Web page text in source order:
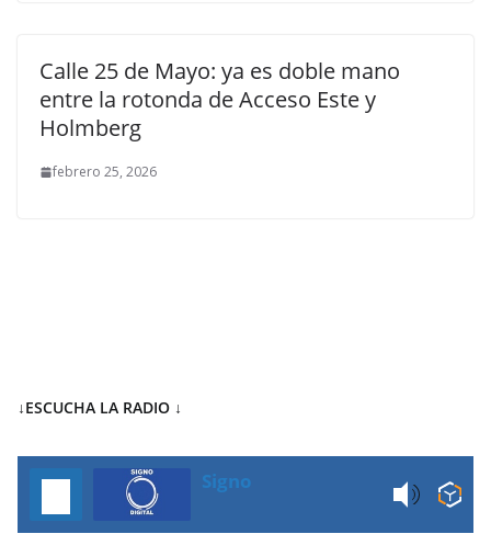
Calle 25 de Mayo: ya es doble mano
entre la rotonda de Acceso Este y
Holmberg
febrero 25, 2026
↓ESCUCHA LA RADIO ↓
Signo